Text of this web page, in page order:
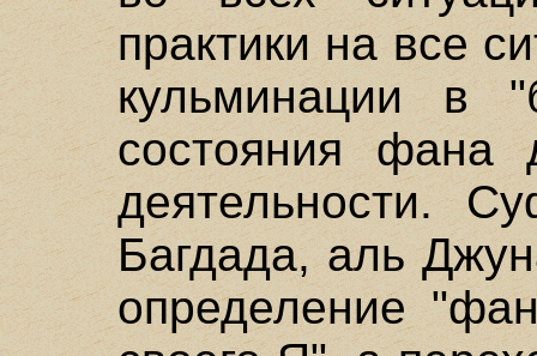
практики на все
кульминации в
состояния
деятельности.
Багдада, аль
определение